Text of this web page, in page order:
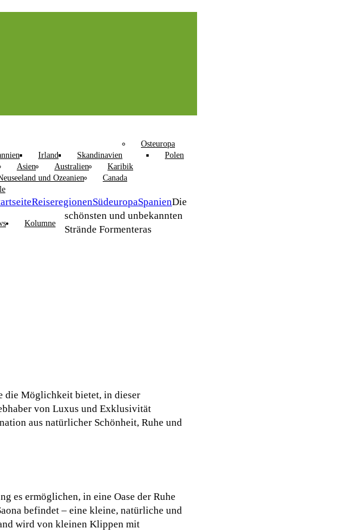
Irland Skandinavien
Osteuropa
Polen
Asien Australien
Karibik
und Ozeanien
Canada
Kolumne
ReiseregionenSüdeuropaSpanienDie
schönsten und unbekannten
Strände Formenteras
die Möglichkeit bietet, in dieser
von Luxus und Exklusivität
aus natürlicher Schönheit, Ruhe und
es ermöglichen, in eine Oase der Ruhe
befindet – eine kleine, natürliche und
wird von kleinen Klippen mit